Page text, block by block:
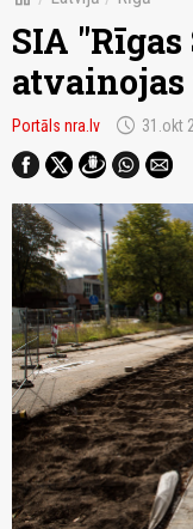
SIA
Portāls nra.lv schedule 31.okt